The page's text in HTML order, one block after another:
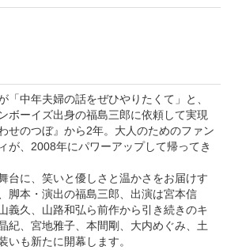
「中年夫婦の話をぜひやりたくて」と、
ボーイズ出身の福島三郎に依頼して実現
せのつぼ』から2年。大人のためのファン
が、2008年にパワーアップして帰ってき
台に、笑いと優しさと温かさをお届けす
脚本・演出の福島三郎、出演は宮本信
義久、山路和弘ら前作から引き続きのキ
紀、宮地雅子、本間剛、大内めぐみ、土
いも新たに開幕します。